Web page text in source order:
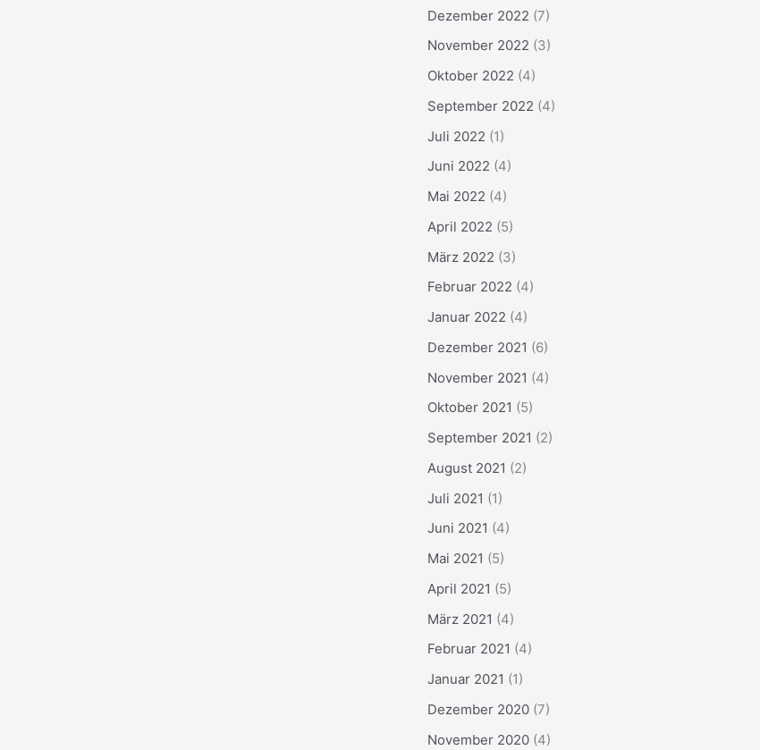
Dezember 2022 (7)
November 2022 (3)
Oktober 2022 (4)
September 2022 (4)
Juli 2022 (1)
Juni 2022 (4)
Mai 2022 (4)
April 2022 (5)
März 2022 (3)
Februar 2022 (4)
Januar 2022 (4)
Dezember 2021 (6)
November 2021 (4)
Oktober 2021 (5)
September 2021 (2)
August 2021 (2)
Juli 2021 (1)
Juni 2021 (4)
Mai 2021 (5)
April 2021 (5)
März 2021 (4)
Februar 2021 (4)
Januar 2021 (1)
Dezember 2020 (7)
November 2020 (4)